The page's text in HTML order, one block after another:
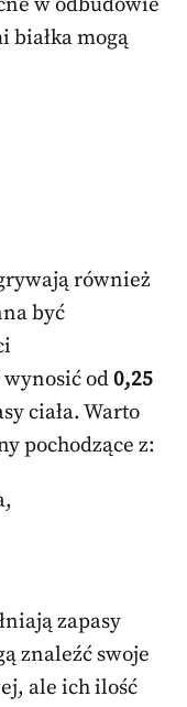
w odbudowie
białka mogą
również
być
od0,25
ciała. Warto
pochodzące z:
zapasy
znaleźć swoje
ale ich ilość